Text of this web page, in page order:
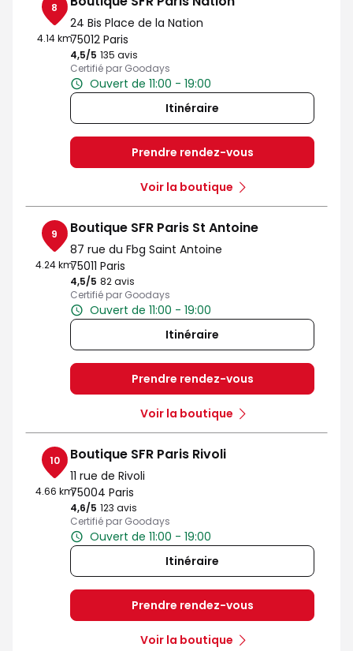
8
4.14 km
24 Bis Place de la Nation
75012 Paris
4,5/5 Note de 4.5 sur 5
135 avis
Certifié par Goodays
Ouvert de 11:00 - 19:00
Itinéraire
Prendre rendez-vous
Voir la boutique
9
4.24 km
Boutique SFR Paris St Antoine
87 rue du Fbg Saint Antoine
75011 Paris
4,5/5 Note de 4.5 sur 5
82 avis
Certifié par Goodays
Ouvert de 11:00 - 19:00
Itinéraire
Prendre rendez-vous
Voir la boutique
10
4.66 km
Boutique SFR Paris Rivoli
11 rue de Rivoli
75004 Paris
4,6/5 Note de 4.6 sur 5
123 avis
Certifié par Goodays
Ouvert de 11:00 - 19:00
Itinéraire
Prendre rendez-vous
Voir la boutique